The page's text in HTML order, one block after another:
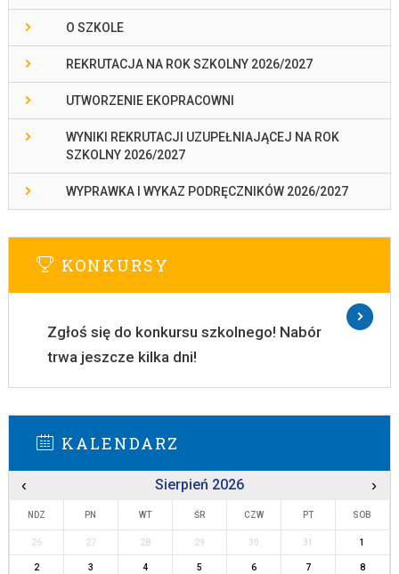
O SZKOLE
REKRUTACJA NA ROK SZKOLNY 2026/2027
UTWORZENIE EKOPRACOWNI
WYNIKI REKRUTACJI UZUPEŁNIAJĄCEJ NA ROK
SZKOLNY 2026/2027
WYPRAWKA I WYKAZ PODRĘCZNIKÓW 2026/2027
KONKURSY
Zgłoś się do konkursu szkolnego! Nabór
trwa jeszcze kilka dni!
KALENDARZ
‹ Sierpień 2026 ›
NDZ PN WT ŚR CZW PT SOB
26 27 28 29 30 31 1
2 3 4 5 6 7 8